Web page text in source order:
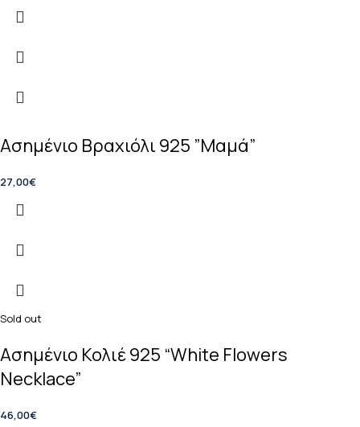
Ασημένιο Βραχιόλι 925 ”Μαμά”
27,00€
Sold out
Ασημένιο Κολιέ 925 “White Flowers
Necklace”
46,00€